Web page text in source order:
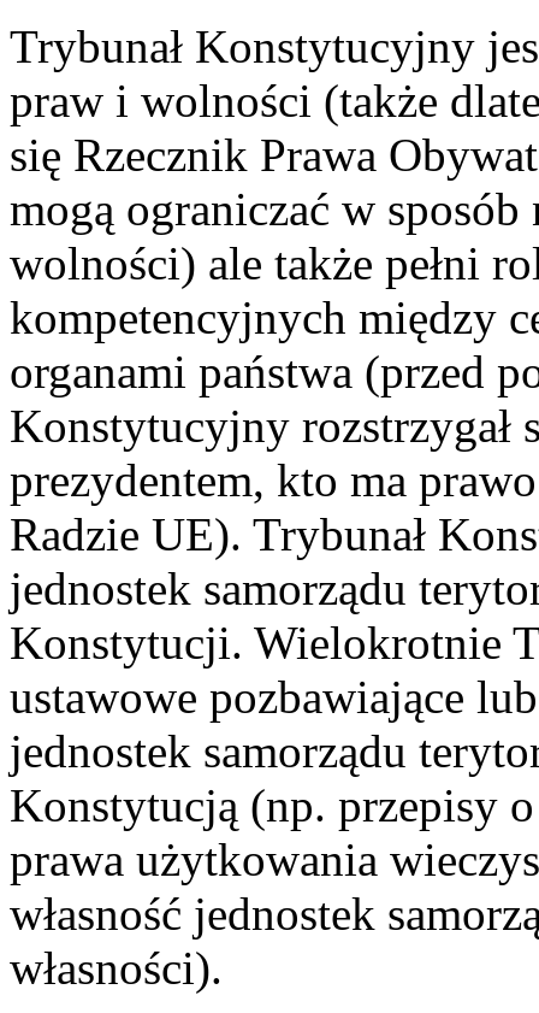
Trybunał Konstytucyjny
praw i wolności (także
się Rzecznik Prawa
mogą ograniczać w
wolności) ale także pełni
kompetencyjnych między
organami państwa (przed
Konstytucyjny rozstrzygał
prezydentem, kto ma
Radzie UE). Trybunał
jednostek samorządu
Konstytucji. Wielokrotnie
ustawowe pozbawiające
jednostek samorządu
Konstytucją (np. przepisy
prawa użytkowania
własność jednostek
własności).